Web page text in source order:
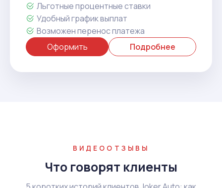
Льготные процентные ставки
Удобный график выплат
Возможен перенос платежа
Оформить
Подробнее
ВИДЕООТЗЫВЫ
Что говорят клиенты